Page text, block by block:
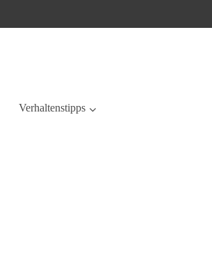
Verhaltenstipps